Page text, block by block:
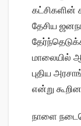
கட்சிகளின்
தேசிய
மாலையில்
புதிய
என்று
நாளை